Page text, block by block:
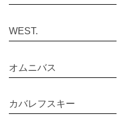
WEST.
オムニバス
カバレフスキー